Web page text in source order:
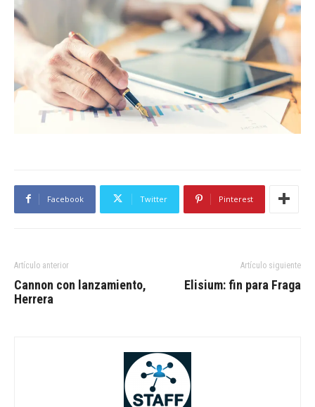
Facebook Twitter Pinterest
Artículo anterior
Cannon con lanzamiento,
Herrera
Artículo siguiente
Elisium: fin para Fraga